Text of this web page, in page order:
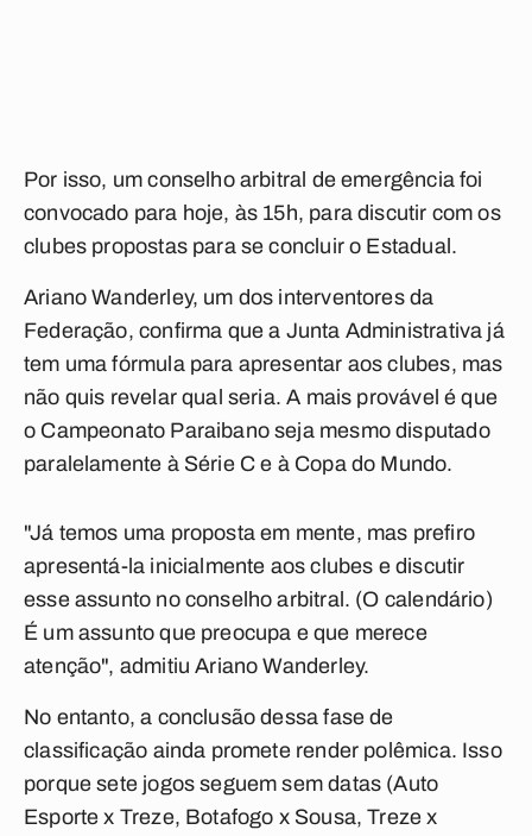
Por isso, um conselho arbitral de emergência foi
convocado para hoje, às 15h, para discutir com os
clubes propostas para se concluir o Estadual.
Ariano Wanderley, um dos interventores da
Federação, confirma que a Junta Administrativa já
tem uma fórmula para apresentar aos clubes, mas
não quis revelar qual seria. A mais provável é que
o Campeonato Paraibano seja mesmo disputado
paralelamente à Série C e à Copa do Mundo.
"Já temos uma proposta em mente, mas prefiro
apresentá-la inicialmente aos clubes e discutir
esse assunto no conselho arbitral. (O calendário)
É um assunto que preocupa e que merece
atenção", admitiu Ariano Wanderley.
No entanto, a conclusão dessa fase de
classificação ainda promete render polêmica. Isso
porque sete jogos seguem sem datas (Auto
Esporte x Treze, Botafogo x Sousa, Treze x